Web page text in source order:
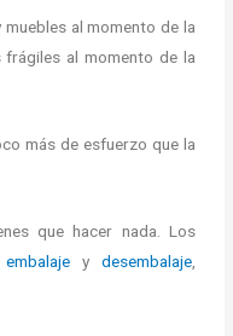
al momento de la
al momento de la
más de esfuerzo que la
que hacer nada. Los
embalajey desembalaje,